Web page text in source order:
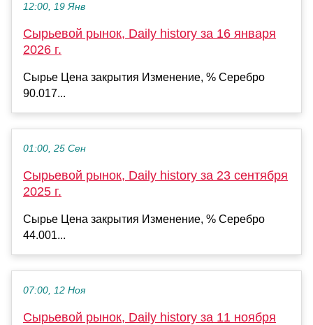
12:00, 19 Янв
Сырьевой рынок, Daily history за 16 января
2026 г.
Сырье Цена закрытия Изменение, % Серебро
90.017...
01:00, 25 Сен
Сырьевой рынок, Daily history за 23 сентября
2025 г.
Сырье Цена закрытия Изменение, % Серебро
44.001...
07:00, 12 Ноя
Сырьевой рынок, Daily history за 11 ноября